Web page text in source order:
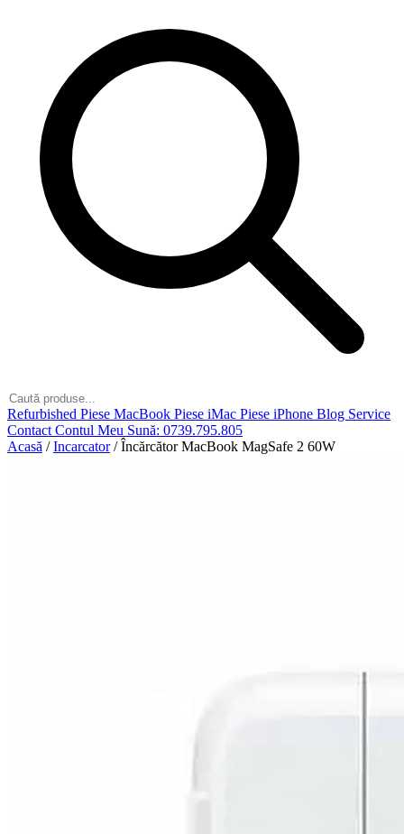
Refurbished Piese MacBook Piese iMac Piese iPhone Blog Service
Contact Contul Meu Sună: 0739.795.805
Acasă / Incarcator / Încărcător MacBook MagSafe 2 60W